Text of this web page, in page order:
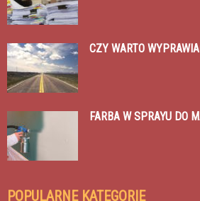
CZY WARTO
FARBA W SPRAYU DO
POPULARNE KATEGORIE